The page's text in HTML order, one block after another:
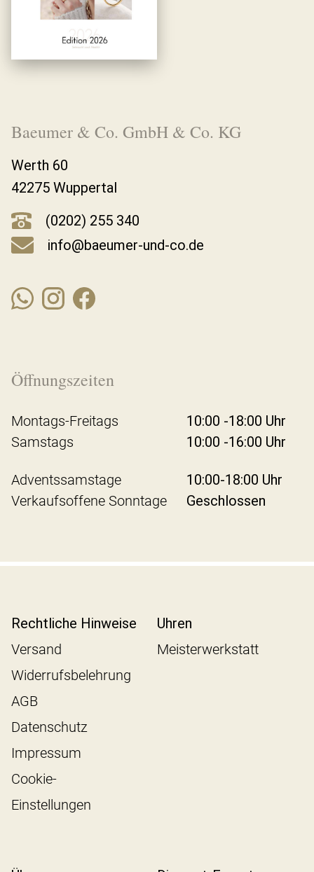
Baeumer & Co. GmbH & Co. KG
Werth 60
42275 Wuppertal
(0202) 255 340
info@baeumer-und-co.de
Öffnungszeiten
Montags-Freitags
10:00 -18:00 Uhr
Samstags
10:00 -16:00 Uhr
Adventssamstage
10:00-18:00 Uhr
Verkaufsoffene Sonntage
Geschlossen
Rechtliche Hinweise
Versand
Widerrufsbelehrung
AGB
Datenschutz
Impressum
Cookie-
Einstellungen
Uhren
Meisterwerkstatt